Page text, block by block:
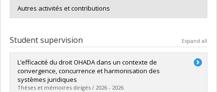
Autres activités et contributions
Student supervision Expand all
L’efficacité du droit OHADA dans un contexte de
convergence, concurrence et harmonisation des
systèmes juridiques
Thèses et mémoires dirigés / 2026 - 2026